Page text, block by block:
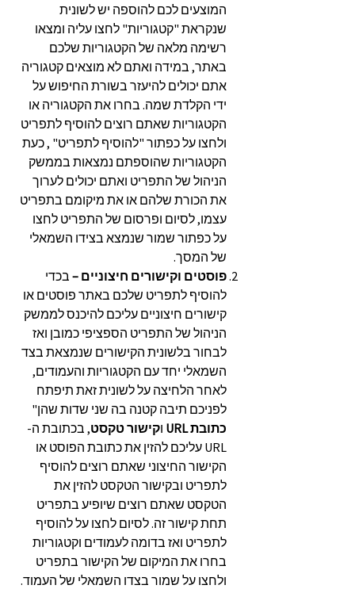
המוצעים לכם להוספה יש לשונית
שנקראת "קטגוריות" לחצו עליה ומצאו
רשימה מלאה של הקטגוריות שלכם
באתר, במידה ואתם לא מוצאים קטגוריה
אתם יכולים להיעזר בשורת החיפוש על
ידי הקלדת שמה. בחרו את הקטגוריה או
הקטגוריות שאתם רוצים להוסיף לתפריט
ולחצו על כפתור "להוסיף לתפריט" , כעת
הקטגוריות שהוספתם נמצאות בממשק
הניהול של התפריט ואתם יכולים לערוך
את הכורת שלהם או את מיקומם בתפריט
עצמו, לסיום ופרסום של התפריט לחצו
על כפתור שמור שנמצא בצידו השמאלי
של המסך.
פוסטים וקישורים חיצוניים – בכדי
להוסיף לתפריט שלכם באתר פוסטים או
קישורים חיצוניים עליכם להיכנס לממשק
הניהול של התפריט הספציפי כמובן ואז
לבחור בלשונית הקישורים שנמצאת בצד
השמאלי יחד עם הקטגוריות והעמודים,
לאחר הלחיצה על לשונית זאת תיפתח
לפניכם תיבה קטנה בה שני שדות שהן"
כתובתURL וקישור טקסט, בכתובת ה-
URL עליכם להזין את כתובת הפוסט או
הקישור החיצוני שאתם רוצים להוסיף
לתפריט ובקישור הטקסט להזין את
הטקסט שאתם רוצים שיופיע בתפריט
תחת קישור זה. לסיום לחצו על להוסיף
לתפריט ואז בדומה לעמודים וקטגוריות
בחרו את המיקום של הקישור בתפריט
ולחצו על שמור בצדו השמאלי של העמוד.